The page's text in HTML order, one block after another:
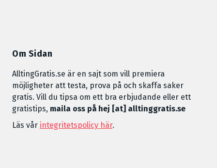
Om Sidan
AlltingGratis.se är en sajt som vill premiera
möjligheter att testa, prova på och skaffa saker
gratis. Vill du tipsa om ett bra erbjudande eller ett
gratistips, maila oss på hej [at] alltinggratis.se
Läs vår integritetspolicy här.